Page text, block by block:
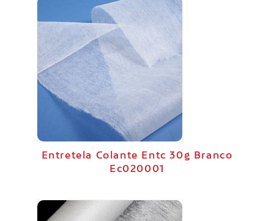
Entretela Colante Entc 30g Branco
Ec020001